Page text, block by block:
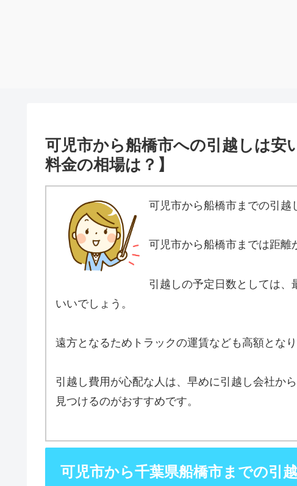
可児市から船橋市への引越しは安
料金の相場は？】
可児市から船橋市までの引越
可児市から船橋市までは距離
引越しの予定日数としては
いいでしょう。
遠方となるためトラックの運賃なども高額となり
引越し費用が心配な人は、早めに引越し会社か
見つけるのがおすすめです。
可児市から千葉県船橋市までの引